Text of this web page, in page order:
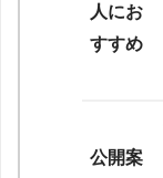
人にお
すすめ
公開案